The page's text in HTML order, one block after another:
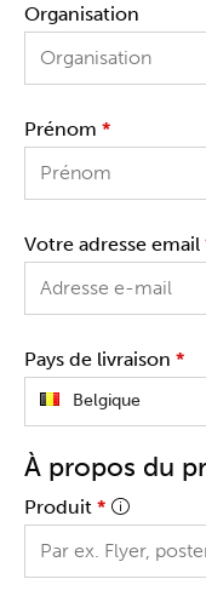
Organisation
Prénom *
Votre adresse email
Pays de livraison *
Belgique
À propos du
Produit *